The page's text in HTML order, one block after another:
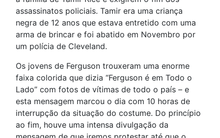
assassinatos policiais. Tamir era uma criança
negra de 12 anos que estava entretido com uma
arma de brincar e foi abatido em Novembro por
um polícia de Cleveland.
Os jovens de Ferguson trouxeram uma enorme
faixa colorida que dizia “Ferguson é em Todo o
Lado” com fotos de vítimas de todo o país – e
esta mensagem marcou o dia com 10 horas de
interrupção da situação do costume. Do princípio
ao fim, houve uma intensa divulgação da